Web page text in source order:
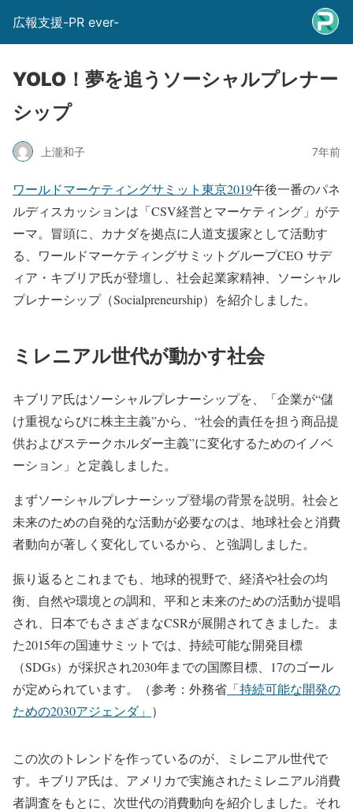
広報支援-PR ever-
YOLO！夢を追うソーシャルプレナー
シップ
上瀧和子 7年前
ワールドマーケティングサミット東京2019午後一番のパネ
ルディスカッションは「CSV経営とマーケティング」がテ
ーマ。冒頭に、カナダを拠点に人道支援家として活動す
る、ワールドマーケティングサミットグループCEO サデ
ィア・キブリア氏が登壇し、社会起業家精神、ソーシャル
プレナーシップ（Socialpreneurship）を紹介しました。
ミレニアル世代が動かす社会
キブリア氏はソーシャルプレナーシップを、「企業が“儲
け重視ならびに株主主義”から、“社会的責任を担う商品提
供およびステークホルダー主義”に変化するためのイノベ
ーション」と定義しました。
まずソーシャルプレナーシップ登場の背景を説明。社会と
未来のための自発的な活動が必要なのは、地球社会と消費
者動向が著しく変化しているから、と強調しました。
振り返るとこれまでも、地球的視野で、経済や社会の均
衡、自然や環境との調和、平和と未来のための活動が提唱
され、日本でもさまざまなCSRが展開されてきました。ま
た2015年の国連サミットでは、持続可能な開発目標
（SDGs）が採択され2030年までの国際目標、17のゴール
が定められています。（参考：外務省 「持続可能な開発の
ための2030アジェンダ」 ）
この次のトレンドを作っているのが、ミレニアル世代で
す。キブリア氏は、アメリカで実施されたミレニアル消費
者調査をもとに、次世代の消費動向を紹介しました。それ